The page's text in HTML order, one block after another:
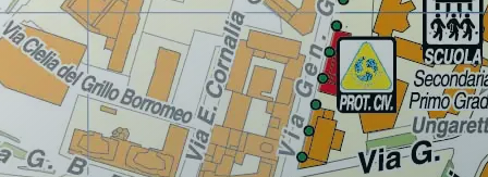
Lazio
Regione
Liguria
Regione
Lombardia
Regione